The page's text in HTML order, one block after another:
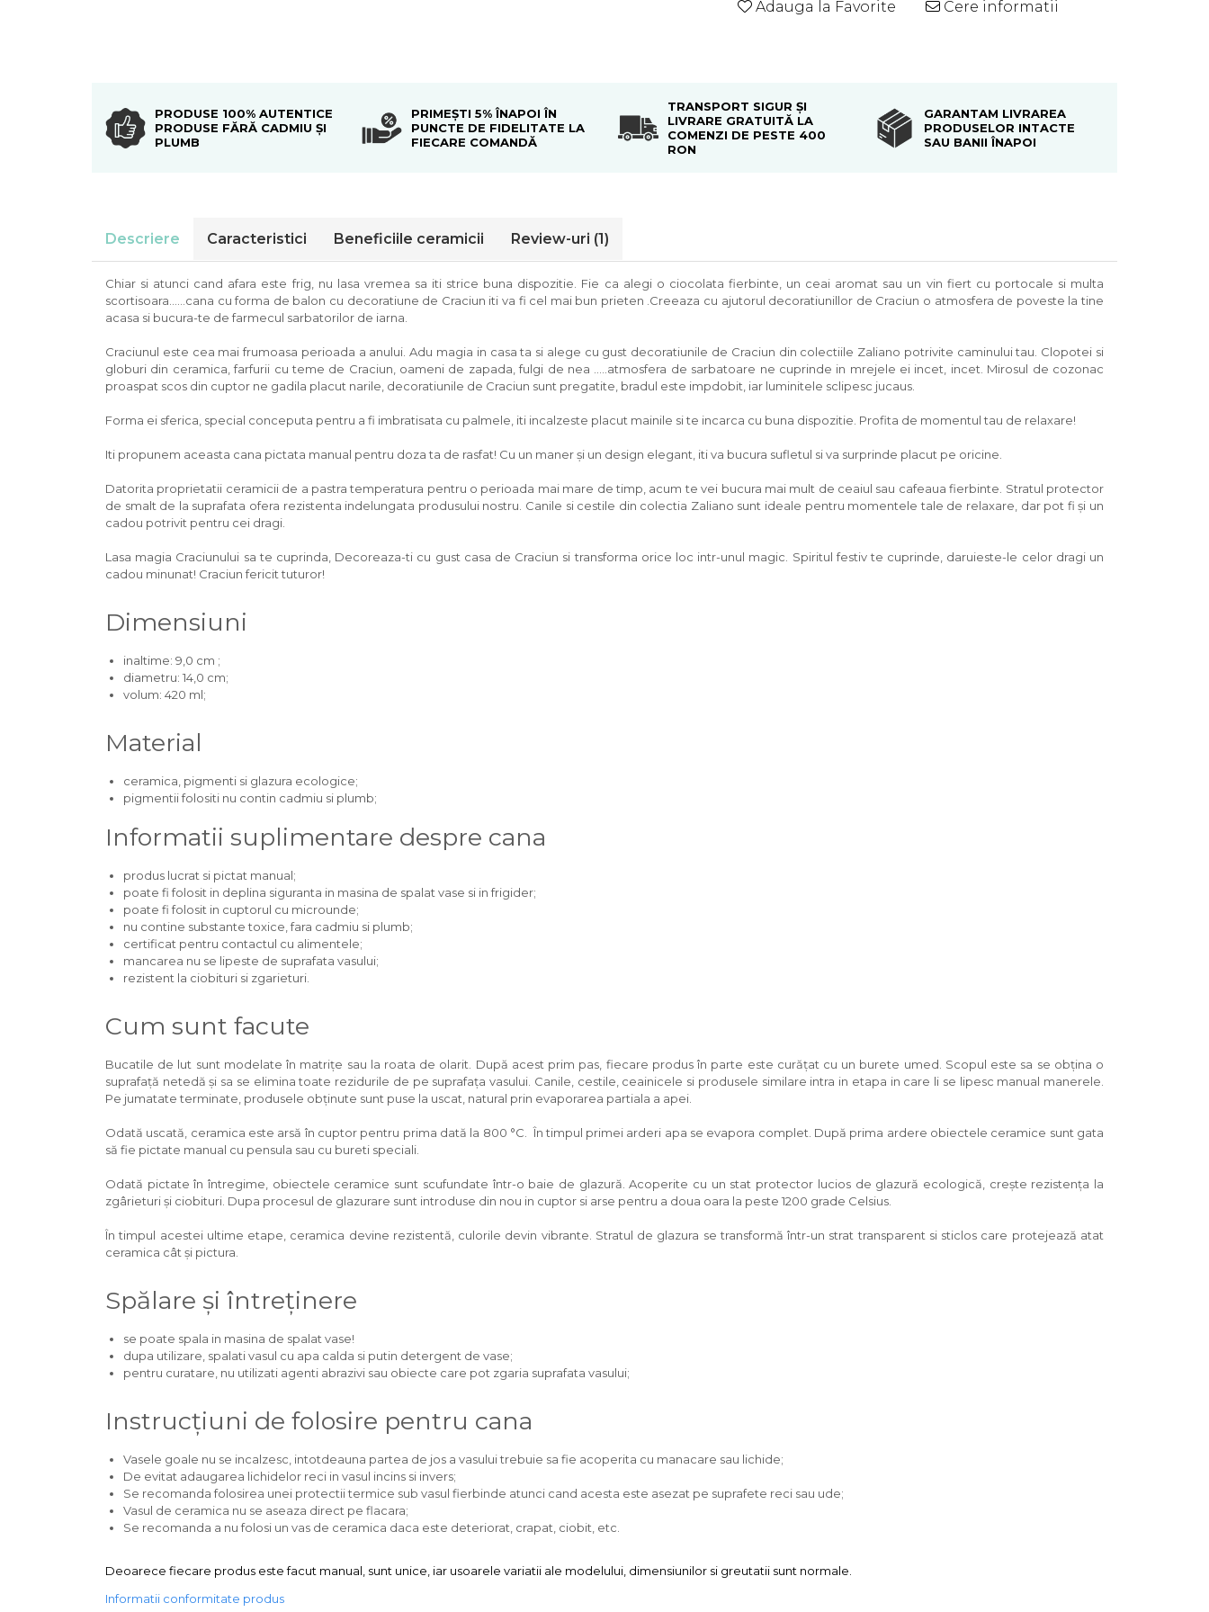
Adauga la Favorite Cere informatii
PRODUSE 100% AUTENTICE
PRODUSE FĂRĂ CADMIU ȘI
PLUMB
PRIMEȘTI 5% ÎNAPOI ÎN
PUNCTE DE FIDELITATE LA
FIECARE COMANDĂ
TRANSPORT SIGUR ȘI
LIVRARE GRATUITĂ LA
COMENZI DE PESTE 400
RON
GARANTAM LIVRAREA
PRODUSELOR INTACTE
SAU BANII ÎNAPOI
Descriere Caracteristici Beneficiile ceramicii Review-uri (1)
Chiar si atunci cand afara este frig, nu lasa vremea sa iti strice buna dispozitie. Fie ca alegi o ciocolata fierbinte, un ceai aromat sau un vin fiert cu portocale si multa
scortisoara......cana cu forma de balon cu decoratiune de Craciun iti va fi cel mai bun prieten .Creeaza cu ajutorul decoratiunillor de Craciun o atmosfera de poveste la tine
acasa si bucura-te de farmecul sarbatorilor de iarna.
Craciunul este cea mai frumoasa perioada a anului. Adu magia in casa ta si alege cu gust decoratiunile de Craciun din colectiile Zaliano potrivite caminului tau. Clopotei si
globuri din ceramica, farfurii cu teme de Craciun, oameni de zapada, fulgi de nea …..atmosfera de sarbatoare ne cuprinde in mrejele ei incet, incet. Mirosul de cozonac
proaspat scos din cuptor ne gadila placut narile, decoratiunile de Craciun sunt pregatite, bradul este impdobit, iar luminitele sclipesc jucaus.
Forma ei sferica, special conceputa pentru a fi imbratisata cu palmele, iti incalzeste placut mainile si te incarca cu buna dispozitie. Profita de momentul tau de relaxare!
Iti propunem aceasta cana pictata manual pentru doza ta de rasfat! Cu un maner și un design elegant, iti va bucura sufletul si va surprinde placut pe oricine.
Datorita proprietatii ceramicii de a pastra temperatura pentru o perioada mai mare de timp, acum te vei bucura mai mult de ceaiul sau cafeaua fierbinte. Stratul protector
de smalt de la suprafata ofera rezistenta indelungata produsului nostru. Canile si cestile din colectia Zaliano sunt ideale pentru momentele tale de relaxare, dar pot fi și un
cadou potrivit pentru cei dragi.
Lasa magia Craciunului sa te cuprinda, Decoreaza-ti cu gust casa de Craciun si transforma orice loc intr-unul magic. Spiritul festiv te cuprinde, daruieste-le celor dragi un
cadou minunat! Craciun fericit tuturor!
Dimensiuni
inaltime: 9,0 cm ;
diametru: 14,0 cm;
volum: 420 ml;
Material
ceramica, pigmenti si glazura ecologice;
pigmentii folositi nu contin cadmiu si plumb;
Informatii suplimentare despre cana
produs lucrat si pictat manual;
poate fi folosit in deplina siguranta in masina de spalat vase si in frigider;
poate fi folosit in cuptorul cu microunde;
nu contine substante toxice, fara cadmiu si plumb;
certificat pentru contactul cu alimentele;
mancarea nu se lipeste de suprafata vasului;
rezistent la ciobituri si zgarieturi.
Cum sunt facute
Bucatile de lut sunt modelate în matrițe sau la roata de olarit. După acest prim pas, fiecare produs în parte este curățat cu un burete umed. Scopul este sa se obțina o
suprafață netedă și sa se elimina toate rezidurile de pe suprafața vasului. Canile, cestile, ceainicele si produsele similare intra in etapa in care li se lipesc manual manerele.
Pe jumatate terminate, produsele obținute sunt puse la uscat, natural prin evaporarea partiala a apei.
Odată uscată, ceramica este arsă în cuptor pentru prima dată la 800 °C. În timpul primei arderi apa se evapora complet. După prima ardere obiectele ceramice sunt gata
să fie pictate manual cu pensula sau cu bureti speciali.
Odată pictate în întregime, obiectele ceramice sunt scufundate într-o baie de glazură. Acoperite cu un stat protector lucios de glazură ecologică, crește rezistența la
zgârieturi și ciobituri. Dupa procesul de glazurare sunt introduse din nou in cuptor si arse pentru a doua oara la peste 1200 grade Celsius.
În timpul acestei ultime etape, ceramica devine rezistentă, culorile devin vibrante. Stratul de glazura se transformă într-un strat transparent si sticlos care protejează atat
ceramica cât și pictura.
Spălare și întreținere
se poate spala in masina de spalat vase!
dupa utilizare, spalati vasul cu apa calda si putin detergent de vase;
pentru curatare, nu utilizati agenti abrazivi sau obiecte care pot zgaria suprafata vasului;
Instrucțiuni de folosire pentru cana
Vasele goale nu se incalzesc, intotdeauna partea de jos a vasului trebuie sa fie acoperita cu manacare sau lichide;
De evitat adaugarea lichidelor reci in vasul incins si invers;
Se recomanda folosirea unei protectii termice sub vasul fierbinde atunci cand acesta este asezat pe suprafete reci sau ude;
Vasul de ceramica nu se aseaza direct pe flacara;
Se recomanda a nu folosi un vas de ceramica daca este deteriorat, crapat, ciobit, etc.
Deoarece fiecare produs este facut manual, sunt unice, iar usoarele variatii ale modelului, dimensiunilor si greutatii sunt normale.
Informatii conformitate produs